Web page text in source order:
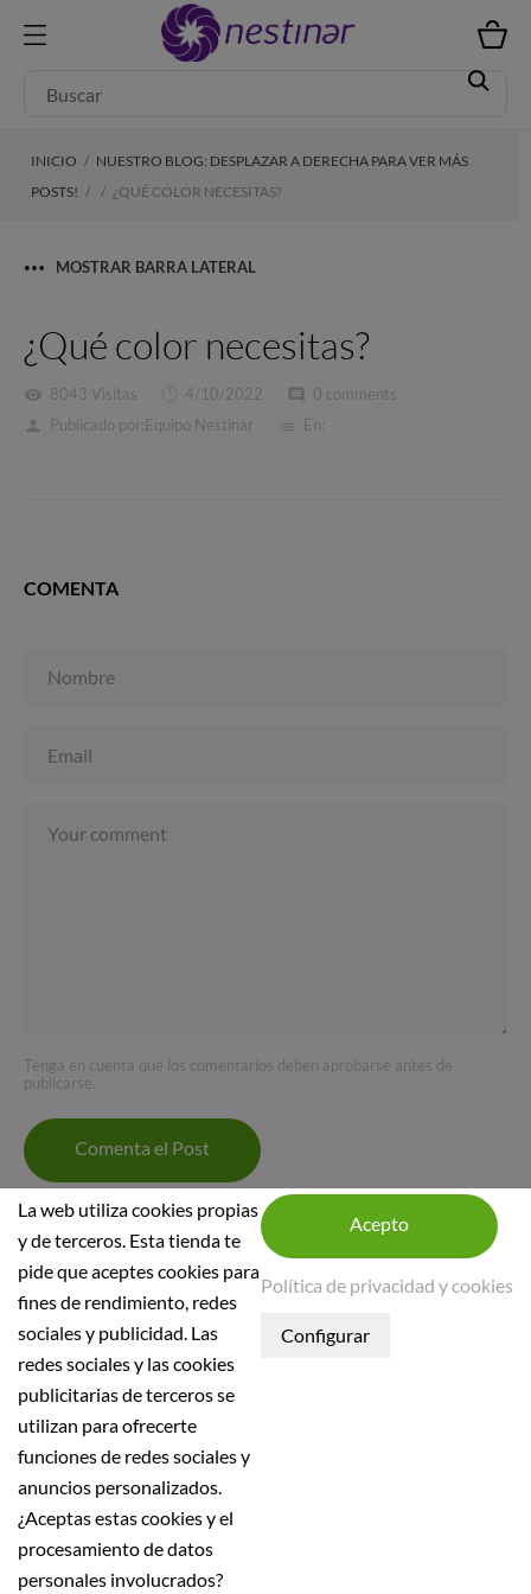
INICIO
NUESTRO BLOG: DESPLAZAR A DERECHA PARA VER MÁS
POSTS!
¿QUÉ COLOR NECESITAS?
MOSTRAR BARRA LATERAL
¿Qué color necesitas?
visibility 8043 Visitas 4/10/2022 comment
0 comments
person
Publicado por:Equipo Nestinar list En:
COMENTA
Tenga en cuenta que los comentarios deben aprobarse antes de
publicarse.
Comenta el Post
INFORMACIÓN DE LA TIENDA
INFORMACIÓN
Condiciones generales
Política de seguridad
Aviso Legal
Política de Privacidad
La web utiliza cookies propias
y de terceros. Esta tienda te
pide que aceptes cookies para
fines de rendimiento, redes
sociales y publicidad. Las
redes sociales y las cookies
publicitarias de terceros se
utilizan para ofrecerte
funciones de redes sociales y
anuncios personalizados.
¿Aceptas estas cookies y el
procesamiento de datos
personales involucrados?
Política de privacidad y cookies